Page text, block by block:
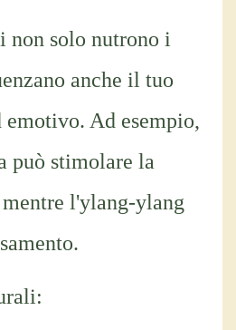
non solo nutrono i
anche il tuo
emotivo. Ad esempio,
può stimolare la
l'ylang-ylang